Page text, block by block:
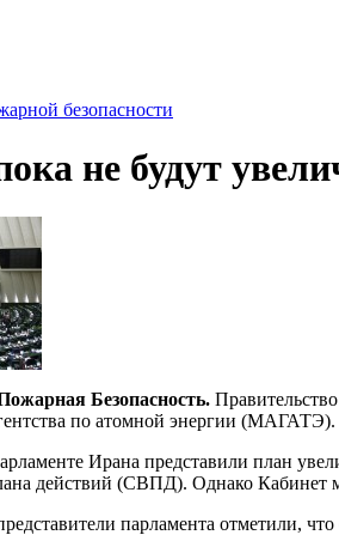
безопасности
не будут
Безопасность.
по атомной энергии
Ирана представили план
действий (СВПД). Однако Кабинет
парламента отметили,